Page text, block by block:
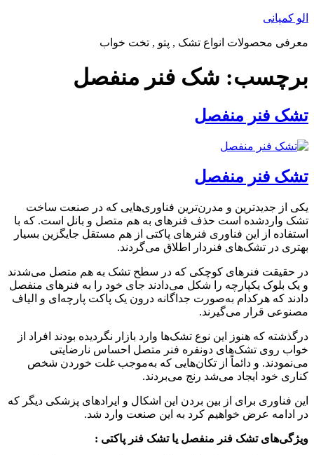
پرش
محتوا
الو کمپانی
معرفی محصولات انواع تشک , پتو , تخت خواب
برچسب: شک فنر منفصل
تشک فنر منفصل
تشک فنر منفصل
یکی از جدیدترین و مدرن‌ترین فناوری‌هایی که در صنعت ساخت
تشک واردشده است حذف فنرهای به هم متصل و بانل است. که با
استفاده از این فناوری فنرهای پاکتی از هم مستقل جایگزین بسیار
بهتری در تشک‌های فنردار اطلاق می‌گردند.
در حقیقت فنرهای کوچکی که در سطح تشک به هم متصل می‌شدند
و یک بلوک یکپارچه را شکل می‌دادند جای خود را به فنرهای منفصل
دادند که هرکدام به‌صورت جداگانه درون یک پاکت پارچه‌ای و الیاف
مصنوعی قرار می‌گیرند.
درگذشته که هنوز این نوع تشک‌ها وارد بازار نگردیده بودند افراد از
خواب روی تشک‌های دونفره فنر متصل احساس نارضایتی
می‌نمودند. و دائماً از تکان‌هایی که به‌موجب غلت خوردن شخص
کناری خود ایجاد می‌شد رنج می‌بردند.
این فناوری برای از بین بردن این اشکال و ایرادهای پزشکی دیگر که
در ادامه عرض خواهیم کرد به این صنعت وارد شد.
ویژگی‌های تشک فنر منفصل یا تشک فنر پاکتی :